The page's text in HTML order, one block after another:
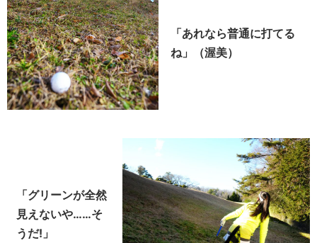
「あれなら普通に打てる
ね」（渥美）
「グリーンが全然
見えないや……そ
うだ!」